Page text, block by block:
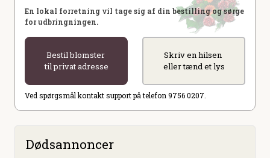
En lokal forretning vil tage sig af din bestilling og sørge
for udbringningen.
Bestil blomster
til privat adresse
Skriv en hilsen
eller tænd et lys
Ved spørgsmål kontakt support på telefon 9756 0207.
Dødsannoncer